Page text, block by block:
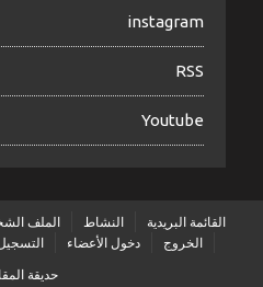
instagram
RSS
Youtube
القائمة البريدية النشاط الملف
الخروج
دخول الأعضاء
حديقة